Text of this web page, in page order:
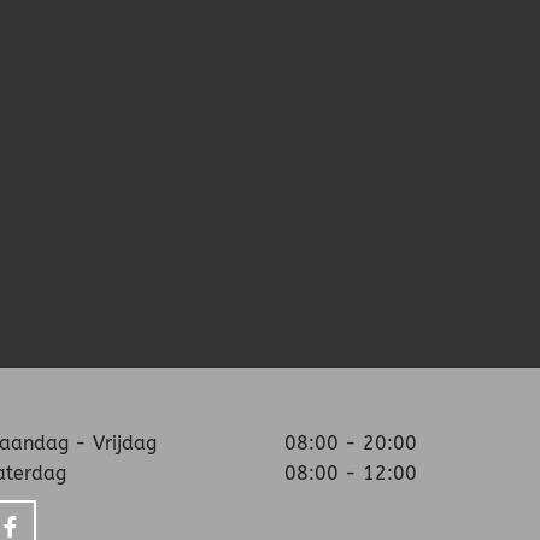
- Vrijdag
08:00 - 20:00
08:00 - 12:00